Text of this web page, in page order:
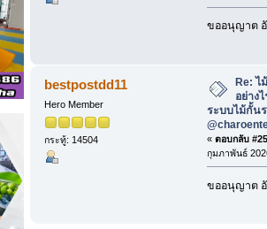
ขออนุญาต
bestpostdd11
Hero Member
กระทู้: 14504
Re: ไ
อย่าง
ระบบไม้กั้น
« ตอบกลับ
กุมภาพันธ์
ขออนุญาต